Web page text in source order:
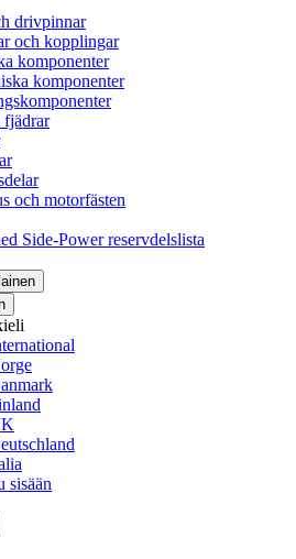
drivpinnar
och kopplingar
komponenter
komponenter
och motorfästen
Side-Power reservdelslista
sisään